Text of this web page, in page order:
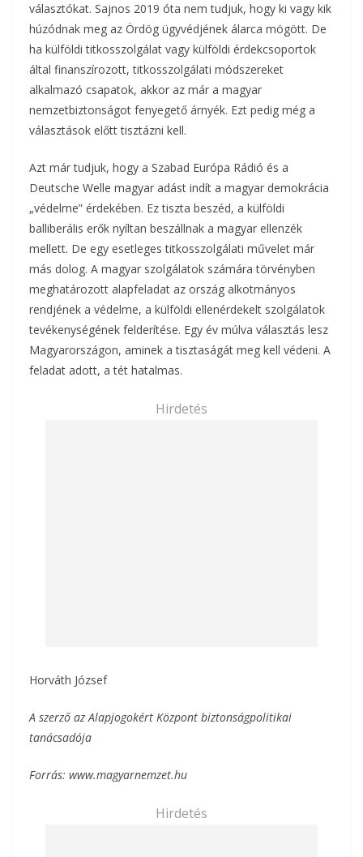
választókat. Sajnos 2019 óta nem tudjuk, hogy ki vagy kik
húzódnak meg az Ördög ügyvédjének álarca mögött. De
ha külföldi titkos­szolgálat vagy külföldi érdekcsoportok
által finanszírozott, titkosszolgálati módszereket
alkalmazó csapatok, akkor az már a magyar
nemzetbiztonságot fenyegető árnyék. Ezt pedig még a
választások előtt tisztázni kell.
Azt már tudjuk, hogy a Szabad Európa Rádió és a
Deutsche Welle magyar adást indít a magyar demokrácia
„védelme” érdekében. Ez tiszta beszéd, a külföldi
balliberális erők nyíltan beszállnak a magyar ellenzék
mellett. De egy esetleges titkosszolgálati művelet már
más dolog. A magyar szolgálatok számára törvényben
meghatározott alapfeladat az ország alkotmányos
rendjének a védelme, a külföldi ellenérdekelt szolgálatok
tevékenységének felderítése. Egy év múlva választás lesz
Magyarországon, aminek a tisztaságát meg kell védeni. A
feladat adott, a tét hatalmas.
Hirdetés
Horváth József
A szerző az Alapjogokért Központ biztonságpolitikai
tanácsadója
Forrás: www.magyarnemzet.hu
Hirdetés